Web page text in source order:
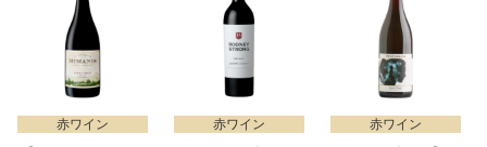
赤ワイン 赤ワイン 赤ワイン